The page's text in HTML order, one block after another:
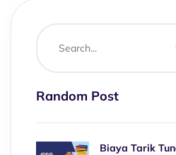
Random Post
Biaya Tarik